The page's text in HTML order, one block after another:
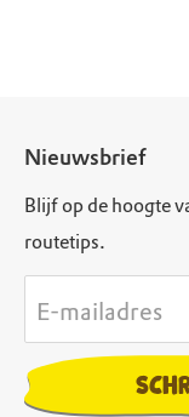
Nieuwsbrief
Blijf op de hoogte
routetips.
E-mailadres